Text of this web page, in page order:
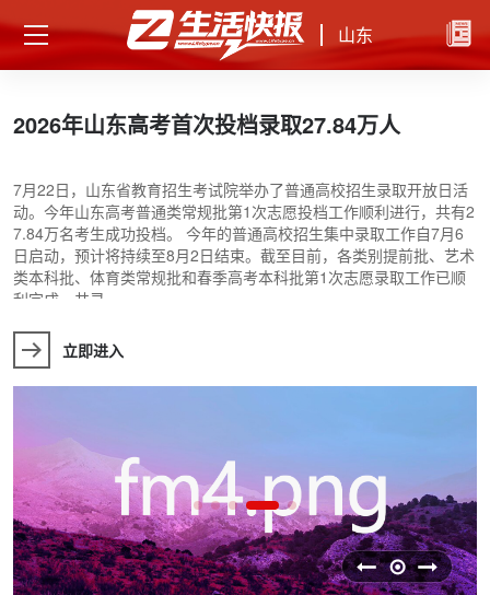
山东
2026年山东高考首次投档录取27.84万人
7月22日，山东省教育招生考试院举办了普通高校招生录取开放日活
动。今年山东高考普通类常规批第1次志愿投档工作顺利进行，共有2
7.84万名考生成功投档。 今年的普通高校招生集中录取工作自7月6
日启动，预计将持续至8月2日结束。截至目前，各类别提前批、艺术
类本科批、体育类常规批和春季高考本科批第1次志愿录取工作已顺
利完成，共录
立即进入